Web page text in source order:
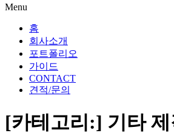
Menu
홈
회사소개
포트폴리오
가이드
CONTACT
견적/문의
[카테고리:] 기타